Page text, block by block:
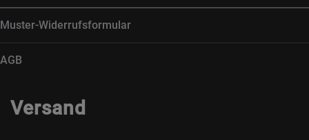
Muster-Widerrufsformular
AGB
Versand